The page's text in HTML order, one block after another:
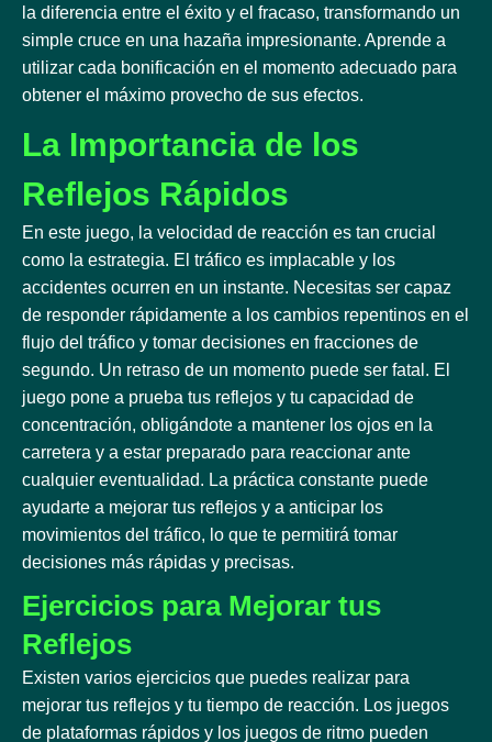
la diferencia entre el éxito y el fracaso, transformando un
simple cruce en una hazaña impresionante. Aprende a
utilizar cada bonificación en el momento adecuado para
obtener el máximo provecho de sus efectos.
La Importancia de los
Reflejos Rápidos
En este juego, la velocidad de reacción es tan crucial
como la estrategia. El tráfico es implacable y los
accidentes ocurren en un instante. Necesitas ser capaz
de responder rápidamente a los cambios repentinos en el
flujo del tráfico y tomar decisiones en fracciones de
segundo. Un retraso de un momento puede ser fatal. El
juego pone a prueba tus reflejos y tu capacidad de
concentración, obligándote a mantener los ojos en la
carretera y a estar preparado para reaccionar ante
cualquier eventualidad. La práctica constante puede
ayudarte a mejorar tus reflejos y a anticipar los
movimientos del tráfico, lo que te permitirá tomar
decisiones más rápidas y precisas.
Ejercicios para Mejorar tus
Reflejos
Existen varios ejercicios que puedes realizar para
mejorar tus reflejos y tu tiempo de reacción. Los juegos
de plataformas rápidos y los juegos de ritmo pueden